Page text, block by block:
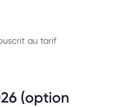
au tarif
(option